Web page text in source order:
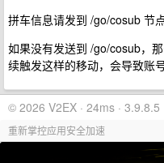
拼车信息请发到 /go/cosub 节点
如果没有发送到 /go/cosub，
续触发这样的移动，会导致账
© 2026 V2EX · 24ms · 3.9.8.5
重新掌控应用安全加速